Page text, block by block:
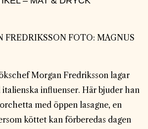
FREDRIKSSON FOTO: MAGNUS
Morgan Fredriksson lagar
influenser. Här bjuder han
med öppen lasagne, en
köttet kan förberedas dagen